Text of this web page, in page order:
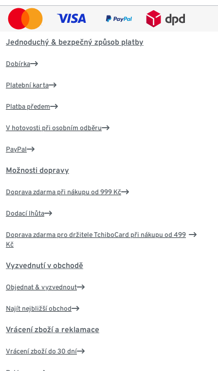
Jednoduchý & bezpečný způsob platby
Dobírka
Platební karta
Platba předem
V hotovosti při osobním odběru
PayPal
Možnosti dopravy
Doprava zdarma při nákupu od 999 Kč
Dodací lhůta
Doprava zdarma pro držitele TchiboCard při nákupu od 499
Kč
Vyzvednutí v obchodě
Objednat & vyzvednout
Najít nejbližší obchod
Vrácení zboží a reklamace
Vrácení zboží do 30 dní